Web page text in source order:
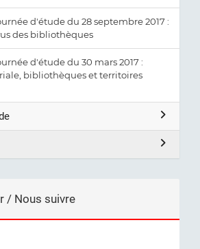
d'étude du 28 septembre 2017 :
des bibliothèques
d'étude du 30 mars 2017 :
bibliothèques et territoires
/ Nous suivre